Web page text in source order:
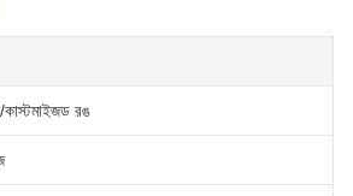
কাস্টমাইজড রঙ